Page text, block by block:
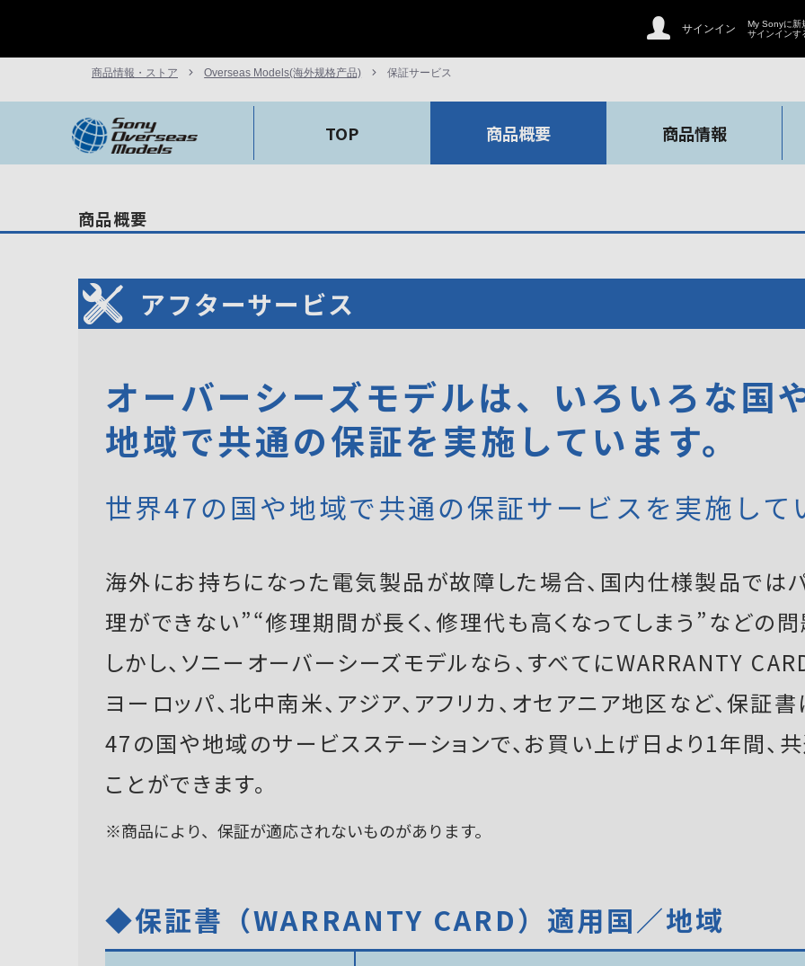
サインイン
My Sonyに新
サインインす
商品情報・ストア Overseas Models(海外规格产品) 保証サービス
TOP 商品概要 商品情報
商品概要
アフターサービス
オーバーシーズモデルは、いろいろな国
地域で共通の保証を実施しています。
世界47の国や地域で共通の保証サービスを実施して
海外にお持ちになった電気製品が故障した場合、国内仕様製品では
理ができない”“修理期間が長く、修理代も高くなってしまう”などの問
しかし、ソニーオーバーシーズモデルなら、すべてにWARRANTY
ヨーロッパ、北中南米、アジア、アフリカ、オセアニア地区など、保
47の国や地域のサービスステーションで、お買い上げ日より1年間、
ことができます。
※商品により、保証が適応されないものがあります。
◆保証書（WARRANTY CARD）適用国／地域